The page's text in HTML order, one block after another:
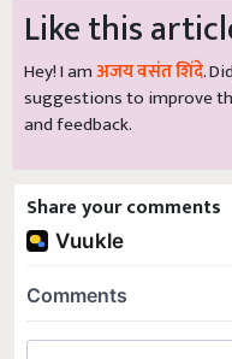
Like this
Hey! I amअजय वसंत शिंदे.
suggestions to improve
and feedback.
Share your comments